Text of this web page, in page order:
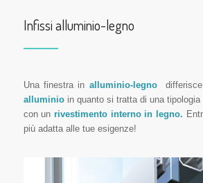
Infissi alluminio-legno
Una finestra in alluminio-legnodifferisce
alluminioin quanto si tratta di una
con un rivestimento interno in legno.
più adatta alle tue esigenze!